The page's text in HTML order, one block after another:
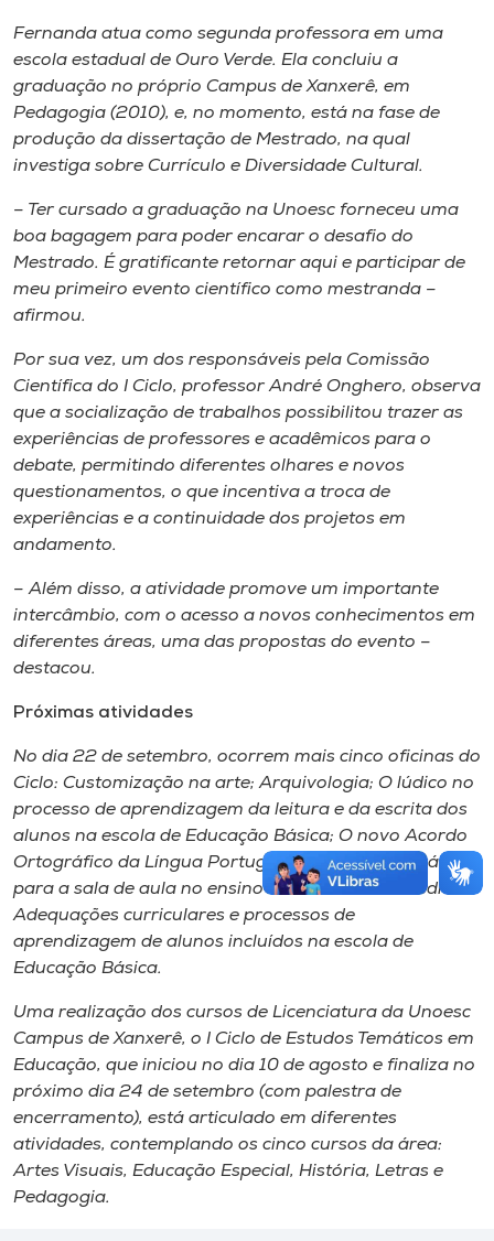
Fernanda atua como segunda professora em uma
escola estadual de Ouro Verde. Ela concluiu a
graduação no próprio Campus de Xanxerê, em
Pedagogia (2010), e, no momento, está na fase de
produção da dissertação de Mestrado, na qual
investiga sobre Currículo e Diversidade Cultural.
– Ter cursado a graduação na Unoesc forneceu uma
boa bagagem para poder encarar o desafio do
Mestrado. É gratificante retornar aqui e participar de
meu primeiro evento científico como mestranda –
afirmou.
Por sua vez, um dos responsáveis pela Comissão
Científica do I Ciclo, professor André Onghero, observa
que a socialização de trabalhos possibilitou trazer as
experiências de professores e acadêmicos para o
debate, permitindo diferentes olhares e novos
questionamentos, o que incentiva a troca de
experiências e a continuidade dos projetos em
andamento.
– Além disso, a atividade promove um importante
intercâmbio, com o acesso a novos conhecimentos em
diferentes áreas, uma das propostas do evento –
destacou.
Próximas atividades
No dia 22 de setembro, ocorrem mais cinco oficinas do
Ciclo: Customização na arte; Arquivologia; O lúdico no
processo de aprendizagem da leitura e da escrita dos
alunos na escola de Educação Básica; O novo Acordo
Ortográfico da Língua Portuguesa: atividades práticas
para a sala de aula no ensino Fundamental e Médio; e
Adequações curriculares e processos de
aprendizagem de alunos incluídos na escola de
Educação Básica.
Uma realização dos cursos de Licenciatura da Unoesc
Campus de Xanxerê, o I Ciclo de Estudos Temáticos em
Educação, que iniciou no dia 10 de agosto e finaliza no
próximo dia 24 de setembro (com palestra de
encerramento), está articulado em diferentes
atividades, contemplando os cinco cursos da área:
Artes Visuais, Educação Especial, História, Letras e
Pedagogia.